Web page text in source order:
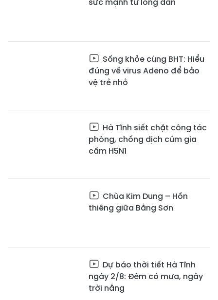
Sống khỏe cùng BHT: Hiểu
đúng về virus Adeno để bảo
vệ trẻ nhỏ
Hà Tĩnh siết chặt công tác
phòng, chống dịch cúm gia
cầm H5N1
Chùa Kim Dung – Hồn
thiêng giữa Bằng Sơn
Dự báo thời tiết Hà Tĩnh
ngày 2/8: Đêm có mưa, ngày
trời nắng